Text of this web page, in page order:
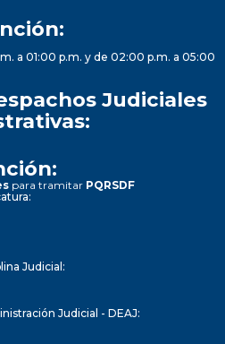
a 01:00 p.m. y de 02:00 p.m. a 05:00
Judiciales
para tramitar PQRSDF
Judicial:
Judicial - DEAJ: